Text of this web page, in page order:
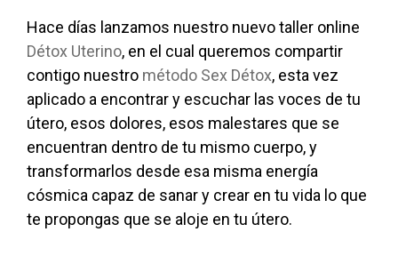
Hace días lanzamos nuestro nuevo taller online
Détox Uterino, en el cual queremos compartir
contigo nuestro método Sex Détox, esta vez
aplicado a encontrar y escuchar las voces de tu
útero, esos dolores, esos malestares que se
encuentran dentro de tu mismo cuerpo, y
transformarlos desde esa misma energía
cósmica capaz de sanar y crear en tu vida lo que
te propongas que se aloje en tu útero.